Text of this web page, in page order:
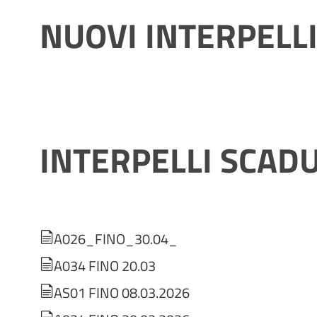
NUOVI INTERPELLI
INTERPELLI
A026_FINO_30.04_
A034 FINO 20.03
AS01 FINO 08.03.2026